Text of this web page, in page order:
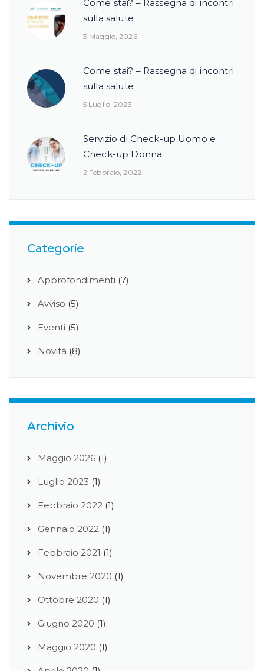
Come stai? – Rassegna di incontri
sulla salute
3 Maggio, 2026
Come stai? – Rassegna di incontri
sulla salute
5 Luglio, 2023
Servizio di Check-up Uomo e
Check-up Donna
2 Febbraio, 2022
Categorie
Approfondimenti (7)
Avviso (5)
Eventi (5)
Novità (8)
Archivio
Maggio 2026 (1)
Luglio 2023 (1)
Febbraio 2022 (1)
Gennaio 2022 (1)
Febbraio 2021 (1)
Novembre 2020 (1)
Ottobre 2020 (1)
Giugno 2020 (1)
Maggio 2020 (1)